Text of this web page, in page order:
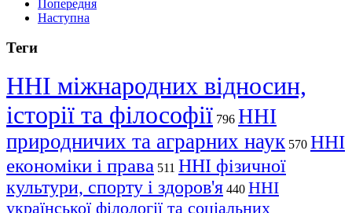
Попередня
Наступна
Теги
ННІ міжнародних відносин,
історії та філософії 796 ННІ
природничих та аграрних наук 570 ННІ
економіки і права 511 ННІ фізичної
культури, спорту і здоров'я 440 ННІ
української філології та соціальних